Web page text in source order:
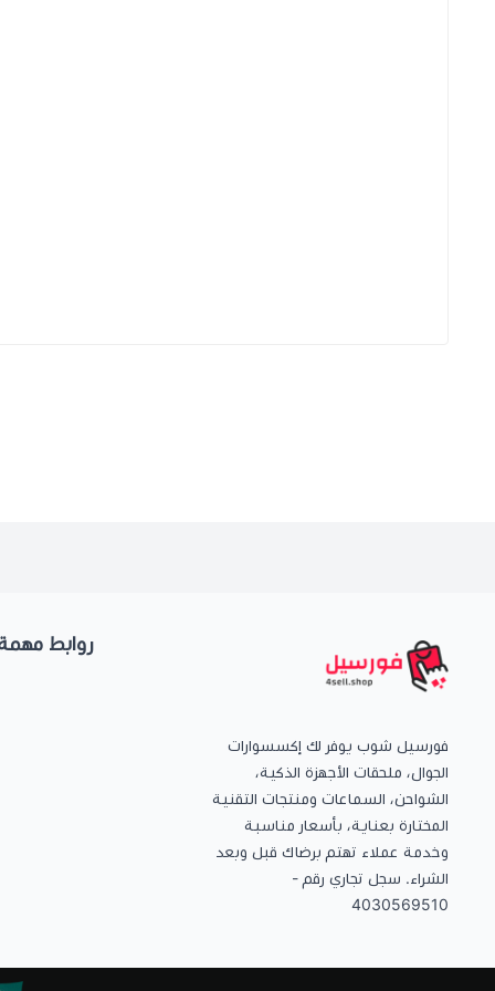
فورسيل شوب يوفر لك إكسسوارات
الجوال، ملحقات الأجهزة الذكية،
الشواحن، السماعات ومنتجات التقنية
المختارة بعناية، بأسعار مناسبة
وخدمة عملاء تهتم برضاك قبل وبعد
الشراء. سجل تجاري رقم -
4030569510
روابط